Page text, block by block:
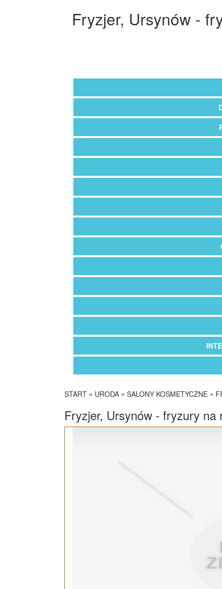
Fryzjer, Ursynów -
START » URODA » SALONY KOSMETYCZNE »
Fryzjer, Ursynów - fryzury na